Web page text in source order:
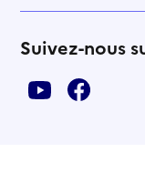
Suivez-nous